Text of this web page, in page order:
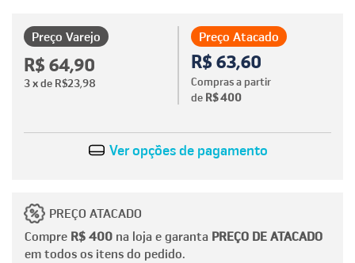
Preço Atacado
R$ 63,60
Compras a partir
de R$ 400
Preço Varejo
R$ 64,90
3x de R$23,98
Ver opções de pagamento
PREÇO ATACADO
Compre R$ 400 na loja e garanta PREÇO DE ATACADO
em todos os itens do pedido.